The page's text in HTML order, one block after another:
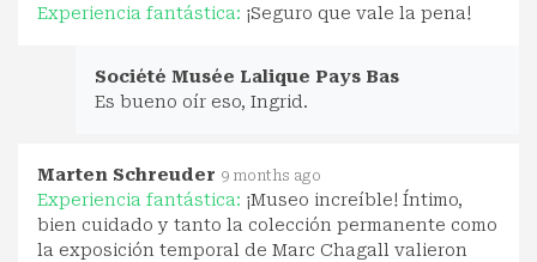
Experiencia fantástica: ¡Seguro que vale la pena!
Société Musée Lalique Pays Bas
Es bueno oír eso, Ingrid.
Marten Schreuder 9 months ago
Experiencia fantástica: ¡Museo increíble! Íntimo,
bien cuidado y tanto la colección permanente como
la exposición temporal de Marc Chagall valieron